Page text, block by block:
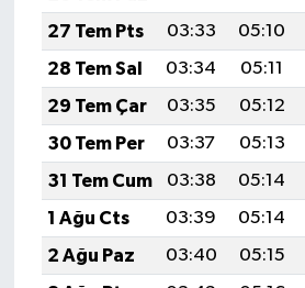
27 Tem Pts
03:33 05:10
28 Tem Sal
03:34 05:11
29 Tem Çar
03:35 05:12
30 Tem Per
03:37 05:13
31 Tem Cum
03:38 05:14
1 Ağu Cts
03:39 05:14
2 Ağu Paz
03:40 05:15